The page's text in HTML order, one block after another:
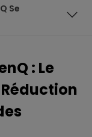
Se
Mat de
sur les écrans
Se Démarquent
: Le